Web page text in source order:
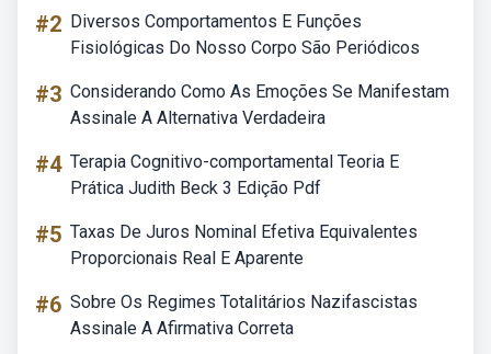
#2 Diversos Comportamentos E Funções
Fisiológicas Do Nosso Corpo São Periódicos
#3 Considerando Como As Emoções Se Manifestam
Assinale A Alternativa Verdadeira
#4 Terapia Cognitivo-comportamental Teoria E
Prática Judith Beck 3 Edição Pdf
#5 Taxas De Juros Nominal Efetiva Equivalentes
Proporcionais Real E Aparente
#6 Sobre Os Regimes Totalitários Nazifascistas
Assinale A Afirmativa Correta